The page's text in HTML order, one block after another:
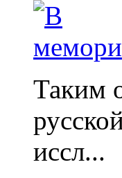
Таким
иссл...